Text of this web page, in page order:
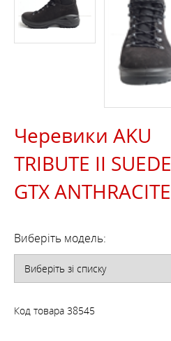
Черевики AKU
TRIBUTE II SUEDE
GTX ANTHRACITE
Виберіть модель:
Код товара 38545